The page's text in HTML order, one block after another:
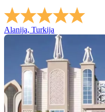
Alanija, Turkija